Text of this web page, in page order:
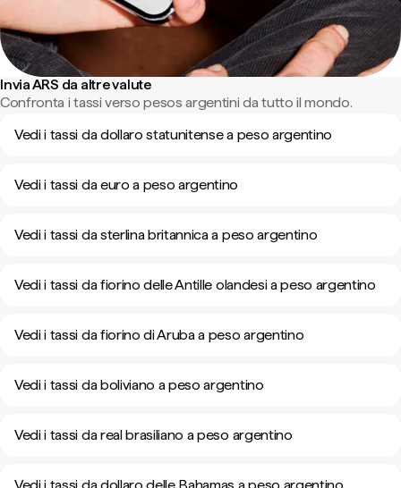
Invia ARS da altre valute
Confronta i tassi verso pesos argentini da tutto il mondo.
Vedi i tassi da dollaro statunitense a peso argentino
Vedi i tassi da euro a peso argentino
Vedi i tassi da sterlina britannica a peso argentino
Vedi i tassi da fiorino delle Antille olandesi a peso argentino
Vedi i tassi da fiorino di Aruba a peso argentino
Vedi i tassi da boliviano a peso argentino
Vedi i tassi da real brasiliano a peso argentino